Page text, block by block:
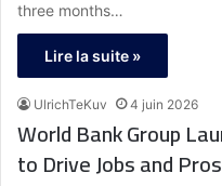
three months…
Lire la suite »
UlrichTeKuv 4 juin 2026
World Bank Group
to Drive Jobs and